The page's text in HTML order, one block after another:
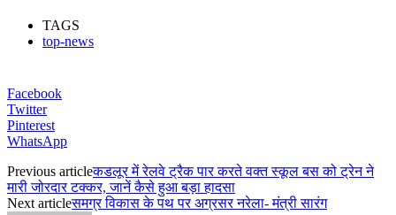
TAGS
top-news
Facebook
Twitter
Pinterest
WhatsApp
Previous articleकडलूर में रेलवे ट्रैक पार करते वक्त स्कूल बस को ट्रेन ने
मारी जोरदार टक्कर, जानें कैसे हुआ बड़ा हादसा
Next articleसमग्र विकास के पथ पर अग्रसर नरेला- मंत्री सारंग